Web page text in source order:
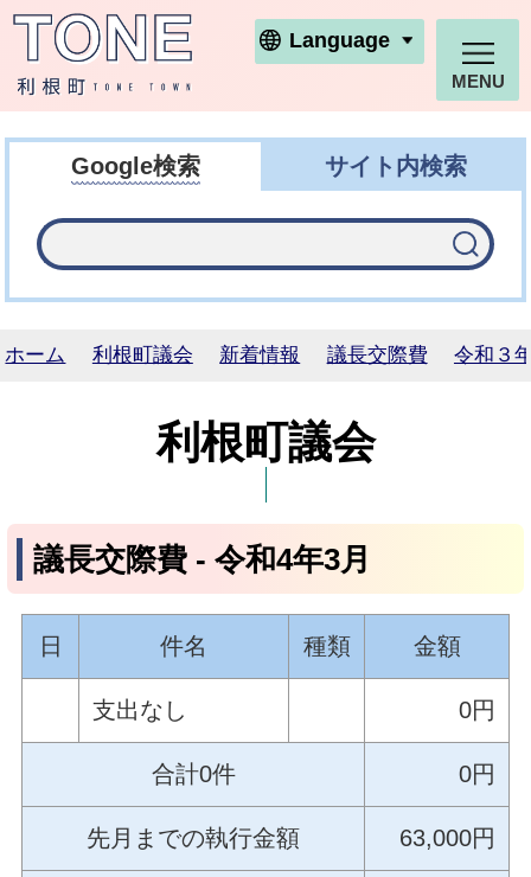
利根町ホームページ
Language
MENU
Google検索 サイト内検索
ホーム 利根町議会 新着情報 議長交際費 令和３
利根町議会
議長交際費 ‐ 令和4年3月
日 件名 種類 金額
支出なし 0円
合計0件 0円
先月までの執行金額 63,000円